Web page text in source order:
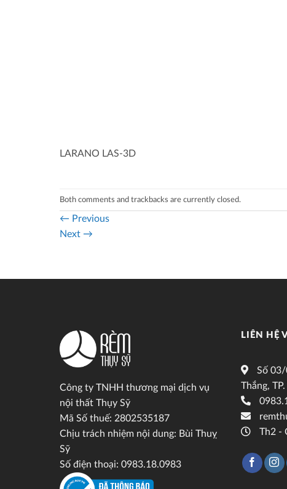
LARANO LAS-3D
Both comments and trackbacks are currently closed.
← Previous
Next →
Công ty TNHH thương mại dịch vụ
nội thất Thụy Sỹ
Mã Số thuế: 2802535187
Chịu trách nhiệm nội dung: Bùi Thuỵ
Sỹ
Số điện thoại: 0983.18.0983
LIÊN HỆ
Số 03/
Thắng,
Th2 -